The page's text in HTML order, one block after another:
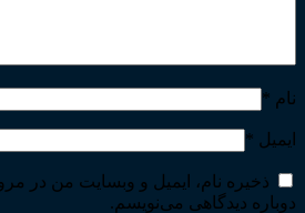
نام *
ایمیل *
ذخیره نام، ایمیل و وبسایت من در
دوباره دیدگاهی می‌نویسم.